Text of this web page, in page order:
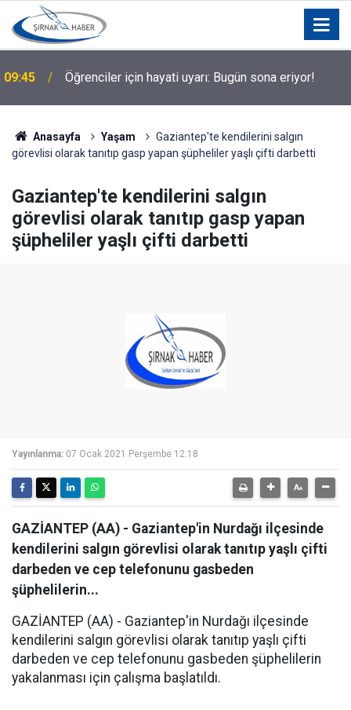
09:45 Öğrenciler için hayati uyarı: Bugün sona eriyor!
Anasayfa Yaşam
Gaziantep'te kendilerini salgın
görevlisi olarak tanıtıp gasp yapan şüpheliler yaşlı çifti darbetti
Gaziantep'te kendilerini salgın
görevlisi olarak tanıtıp gasp yapan
şüpheliler yaşlı çifti darbetti
Yayınlanma: 07 Ocak 2021 Perşembe 12:18
GAZİANTEP (AA) - Gaziantep'in Nurdağı ilçesinde
kendilerini salgın görevlisi olarak tanıtıp yaşlı çifti
darbeden ve cep telefonunu gasbeden
şüphelilerin...
GAZİANTEP (AA) - Gaziantep'in Nurdağı ilçesinde
kendilerini salgın görevlisi olarak tanıtıp yaşlı çifti
darbeden ve cep telefonunu gasbeden şüphelilerin
yakalanması için çalışma başlatıldı.